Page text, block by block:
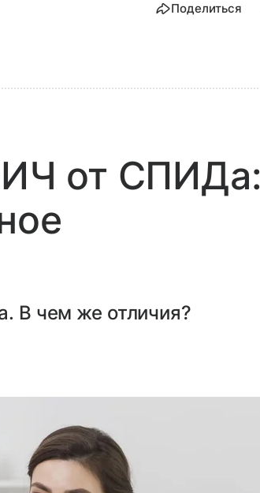
Поделиться
от СПИДа:
В чем же отличия?